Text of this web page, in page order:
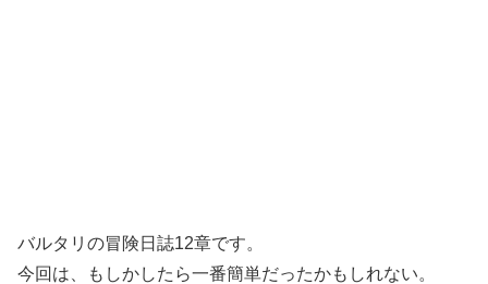
バルタリの冒険日誌12章です。
今回は、もしかしたら一番簡単だったかもしれない。